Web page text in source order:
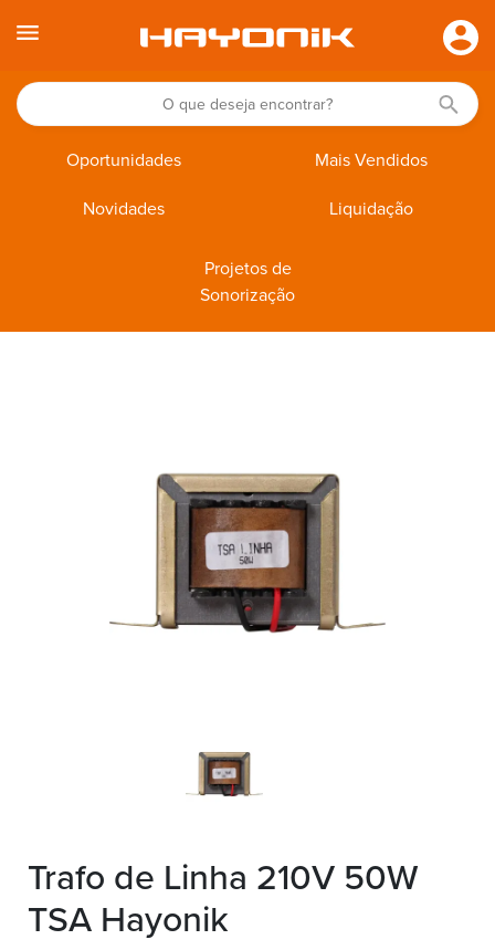
Oportunidades Mais Vendidos
Novidades Liquidação
Projetos de
Sonorização
Trafo de Linha 210V 50W
TSA Hayonik